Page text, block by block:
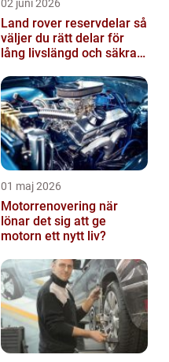
02 juni 2026
Land rover reservdelar så
väljer du rätt delar för
lång livslängd och säkra
01 maj 2026
Motorrenovering när
lönar det sig att ge
motorn ett nytt liv?